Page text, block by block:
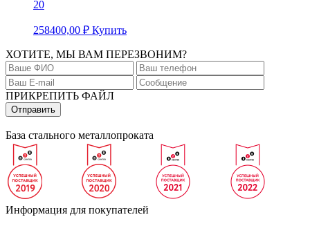
20
258400,00 ₽ Купить
ХОТИТЕ, МЫ ВАМ ПЕРЕЗВОНИМ?
ПРИКРЕПИТЬ ФАЙЛ
База стального металлопроката
Информация для покупателей